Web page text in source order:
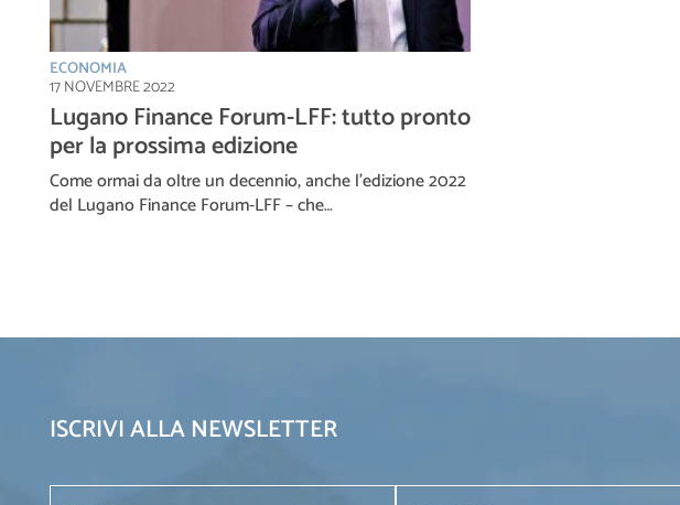
ECONOMIA
17 NOVEMBRE 2022
Lugano Finance Forum-LFF: tutto pronto
per la prossima edizione
Come ormai da oltre un decennio, anche l’edizione 2022
del Lugano Finance Forum-LFF – che…
ISCRIVI ALLA NEWSLETTER